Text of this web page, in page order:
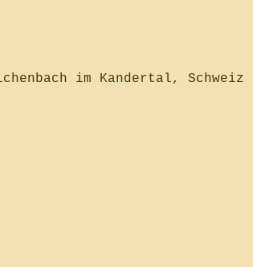
im Kandertal, Schweiz